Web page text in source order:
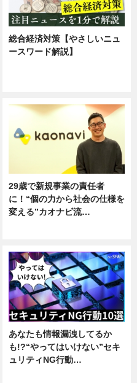
総合経済対策【やさしいニュ
ースワード解説】
29歳で新規事業の責任者
に！“個の力から社会の仕様を
変える”カオナビ流…
あなたも情報漏洩してるか
も!?“やってはいけない”セキ
ュリティNG行動…